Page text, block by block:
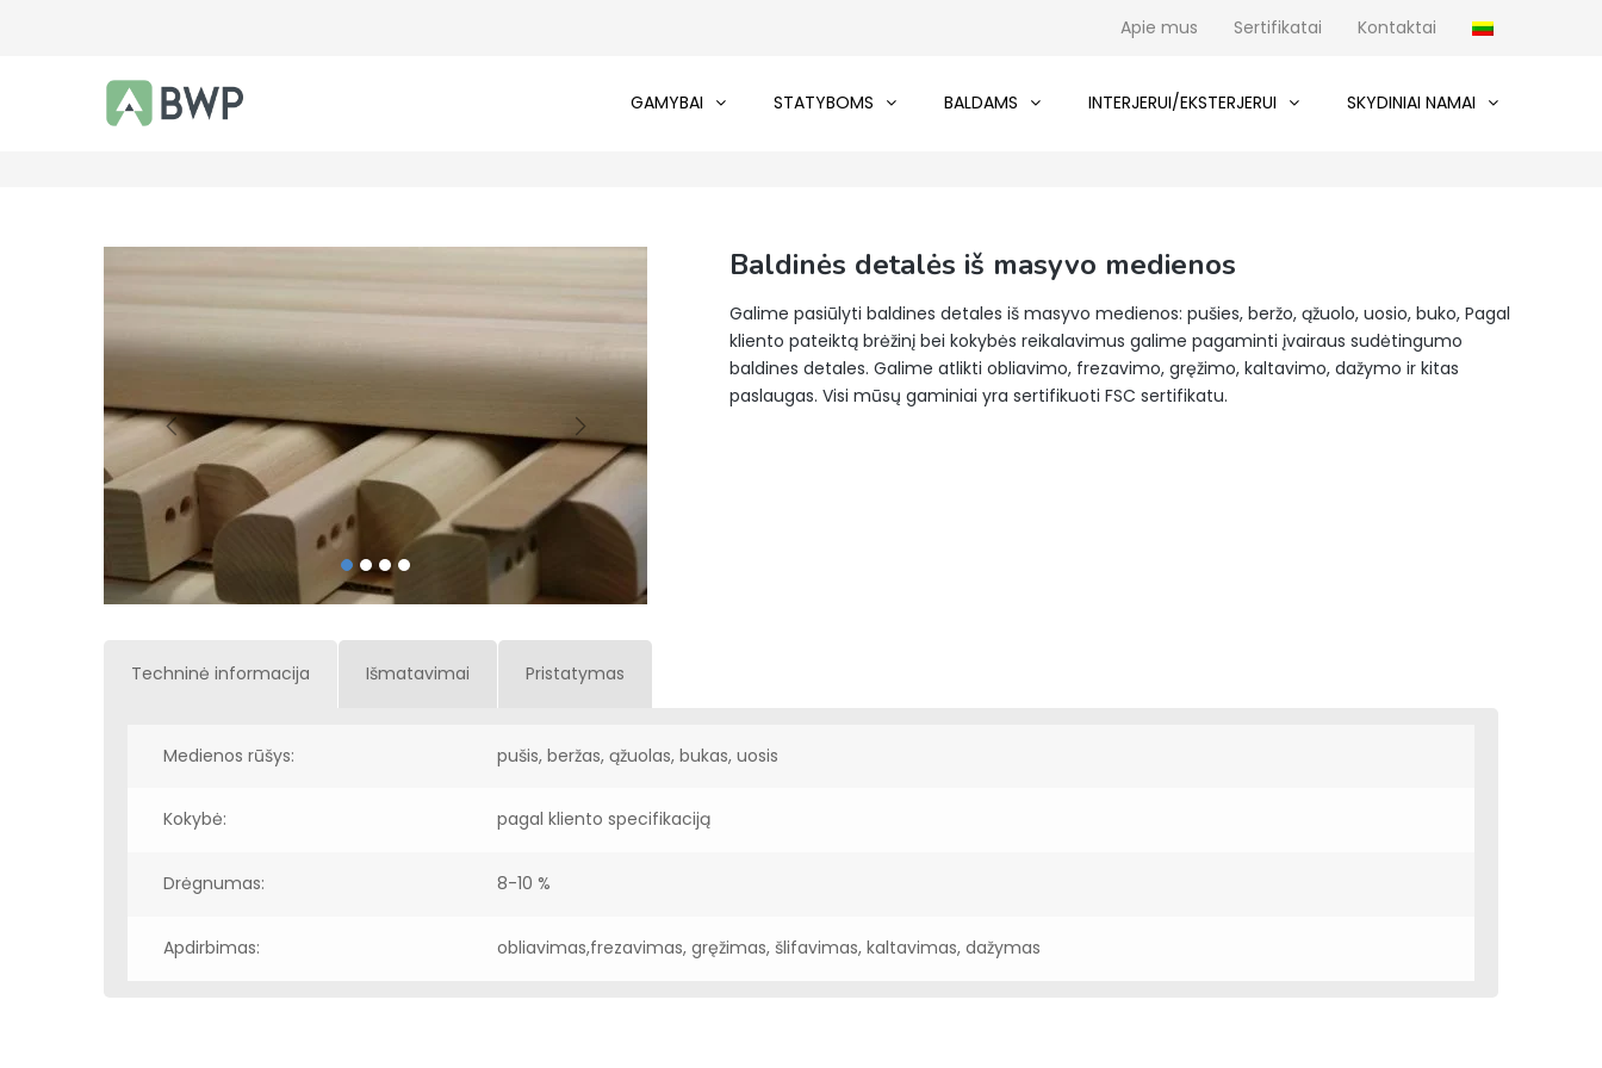
Apie mus Sertifikatai Kontaktai
GAMYBAI STATYBOMS BALDAMS INTERJERUI/EKSTERJERUI SKYDINIAI NAMAI
Baldinės detalės iš masyvo medienos
Galime pasiūlyti baldines detales iš masyvo medienos: pušies, beržo, ąžuolo, uosio, buko, Pagal
kliento pateiktą brėžinį bei kokybės reikalavimus galime pagaminti įvairaus sudėtingumo
baldines detales. Galime atlikti obliavimo, frezavimo, gręžimo, kaltavimo, dažymo ir kitas
paslaugas. Visi mūsų gaminiai yra sertifikuoti FSC sertifikatu.
Techninė informacija Išmatavimai Pristatymas
Medienos rūšys: pušis, beržas, ąžuolas, bukas, uosis
Kokybė: pagal kliento specifikaciją
Drėgnumas: 8-10 %
Apdirbimas: obliavimas,frezavimas, gręžimas, šlifavimas, kaltavimas, dažymas